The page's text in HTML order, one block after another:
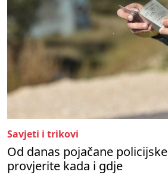
Savjeti i trikovi
Od danas pojačane
provjerite kada i gdje